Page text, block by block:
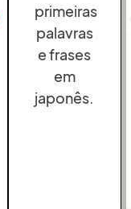
primeiras
palavras
e frases
em
japonês.